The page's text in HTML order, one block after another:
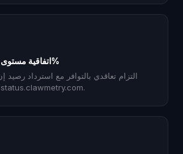
اتفاقية مستوى خدمة بتوافر 99.9%
التزام تعاقدي بالتوافر مع استرداد رصيد
الحالة منشورة على status.clawmetry.com.